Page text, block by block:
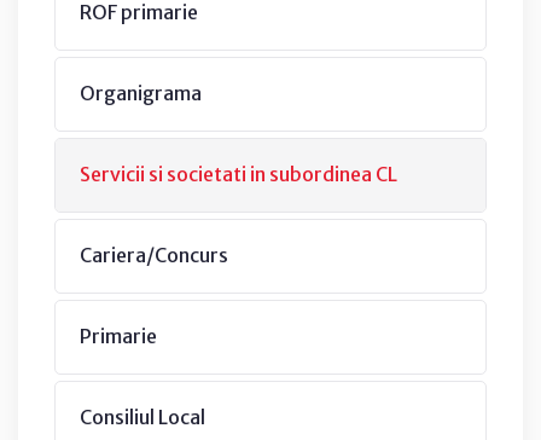
ROF primarie
Organigrama
Servicii si societati in subordinea CL
Cariera/Concurs
Primarie
Consiliul Local